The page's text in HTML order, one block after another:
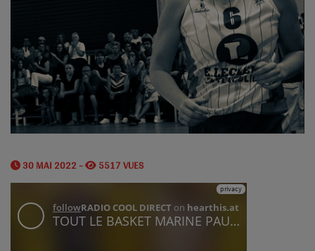
30 MAI 2022 - 5517 VUES